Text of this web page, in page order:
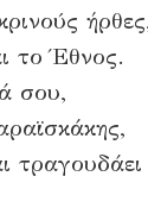
το Έθνος.
σου,